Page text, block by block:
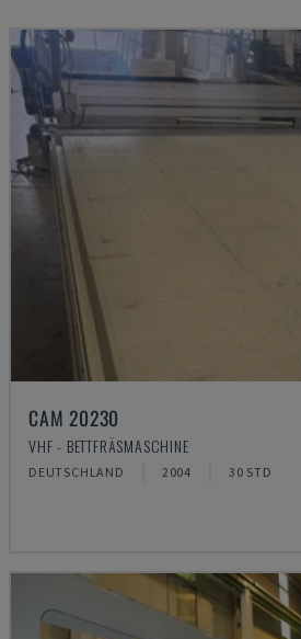
CAM 20230
VHF - BETTFRÄSMASCHINE
DEUTSCHLAND 2004 30 STD